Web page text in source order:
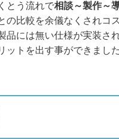
とう流れで相談～製作～
比較を余儀なくされコ
品には無い仕様が実装さ
トを出す事ができました